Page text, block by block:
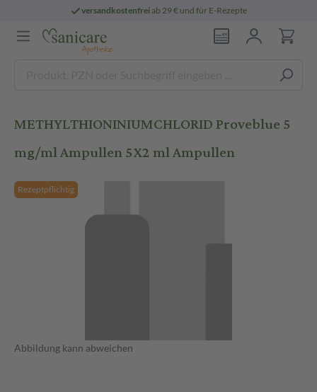
versandkostenfreiab 29 € und für E-Rezepte
METHYLTHIONINIUMCHLORID Proveblue 5
mg/ml Ampullen 5X2 ml Ampullen
Rezeptpflichtig
Abbildung kann abweichen